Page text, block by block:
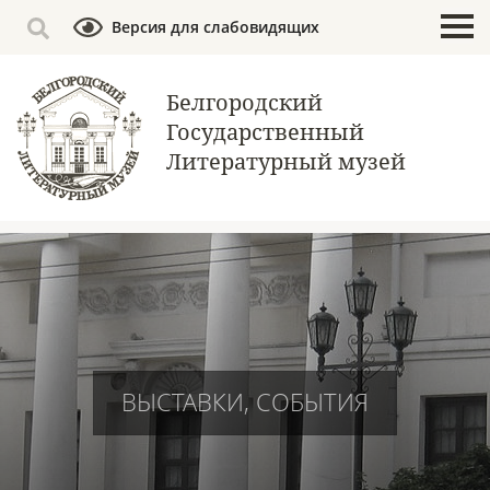
Версия для слабовидящих
Белгородский
Государственный
Литературный музей
ВЫСТАВКИ, СОБЫТИЯ